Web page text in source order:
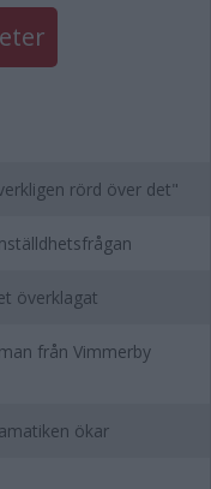
rörd över det"
överklagat
från Vimmerby
ökar